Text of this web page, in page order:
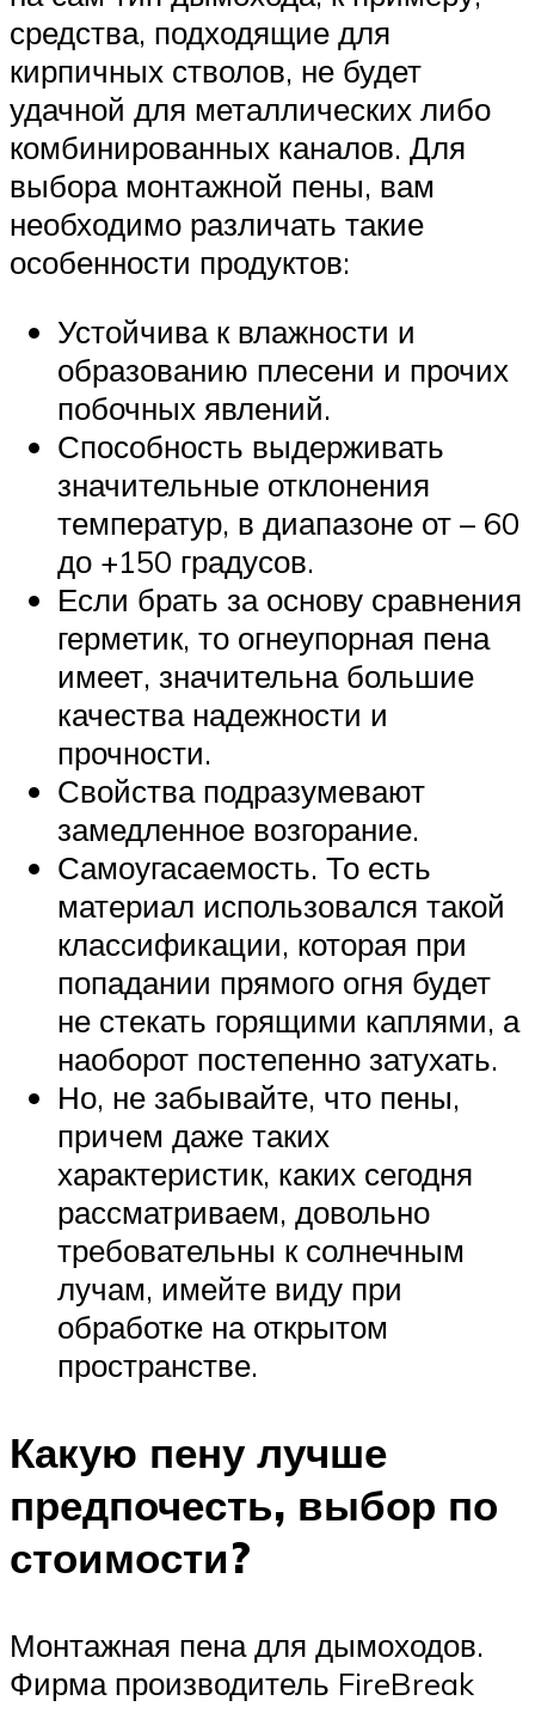
средства, подходящие для
кирпичных стволов, не будет
удачной для металлических либо
комбинированных каналов. Для
выбора монтажной пены, вам
необходимо различать такие
особенности продуктов:
Устойчива к влажности и
образованию плесени и прочих
побочных явлений.
Способность выдерживать
значительные отклонения
температур, в диапазоне от – 60
до +150 градусов.
Если брать за основу сравнения
герметик, то огнеупорная пена
имеет, значительна большие
качества надежности и
прочности.
Свойства подразумевают
замедленное возгорание.
Самоугасаемость. То есть
материал использовался такой
классификации, которая при
попадании прямого огня будет
не стекать горящими каплями, а
наоборот постепенно затухать.
Но, не забывайте, что пены,
причем даже таких
характеристик, каких сегодня
рассматриваем, довольно
требовательны к солнечным
лучам, имейте виду при
обработке на открытом
пространстве.
Какую пену лучше
предпочесть, выбор по
стоимости?
Монтажная пена для дымоходов.
Фирма производитель FireBreak